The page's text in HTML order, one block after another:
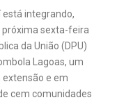
está integrando,
sexta-feira
da União (DPU)
Lagoas, um
extensão e em
cem comunidades